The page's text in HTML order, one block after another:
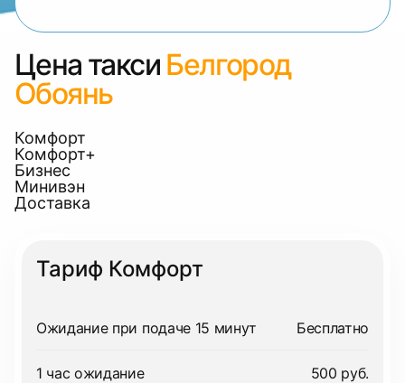
Цена такси Белгород
Обоянь
Комфорт
Комфорт+
Бизнес
Минивэн
Доставка
Тариф Комфорт
Ожидание при подаче 15 минут Бесплатно
1 час ожидание 500 руб.